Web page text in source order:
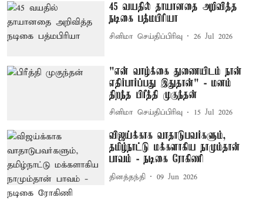
45 வயதில் தாயானதை அறிவித்த
நடிகை பத்மபிரியா
சினிமா செய்திப்பிரிவு 26 Jul 2026
"என் வாழ்க்கை துணையிடம் நான்
எதிர்பார்ப்பது இதுதான்" - மனம்
திறந்த பிரீத்தி முகுந்தன்
சினிமா செய்திப்பிரிவு 15 Jul 2026
விஜய்க்காக வாதாடுபவர்களும்,
தமிழ்நாட்டு மக்களாகிய நாமும்தான்
பாவம் - நடிகை ரோகிணி
தினத்தந்தி 09 Jun 2026